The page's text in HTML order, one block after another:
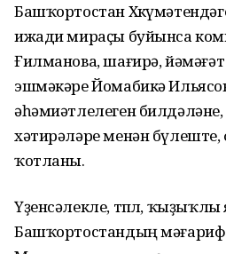
Башҡортостан
ижади мираҫы буйынса
Ғилманова, шағирә,
эшмәкәре Йомабикә
әһәмиәтлелеген
хәтирәләре менән
ҡотланы.
Үҙенсәлекле, төплө, ҡыҙыҡлы
Башҡортостандың